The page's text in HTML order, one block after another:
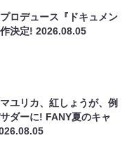
ロデュース『ドキュメン
作決定!2026.08.05
ユリカ、紅しょうが、例
ダーに! FANY夏のキャ